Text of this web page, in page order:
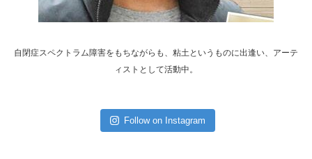
ベトナムの帽子似合ってる？
自閉症スペクトラム障害をもちながらも、粘土というものに出逢い、アーテ
ィストとして活動中。
Follow on Instagram